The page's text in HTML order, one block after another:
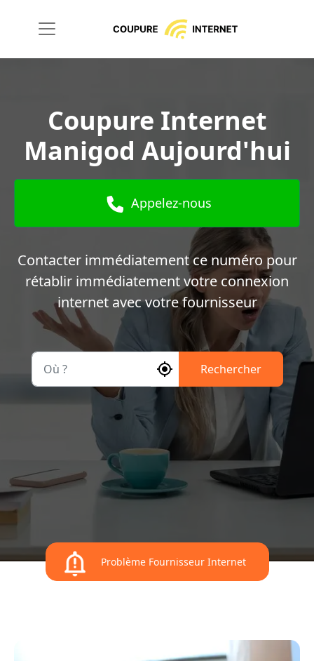
Coupure Internet
Manigod Aujourd'hui
Appelez-nous
Contacter immédiatement ce numéro pour
rétablir immédiatement votre connexion
internet avec votre fournisseur
Rechercher
Problème Fournisseur Internet